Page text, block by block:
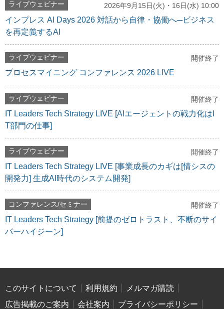
ライブウェビナー 2026年9月15日(火)・16日(水) 10:00
インプレス AI Days 2026 対話から自律・協働へ─ビジネス
を再定義するAI
ライブウェビナー 開催終了
プロセスマイニング コンファレンス 2026 LIVE
ライブウェビナー 開催終了
IT Leaders Tech Strategy LIVE [AIエージェントの戦力化はI
T部門の仕事]
ライブウェビナー 開催終了
IT Leaders Tech Strategy LIVE [事業成長のカギは[情シスの
開発力] 生成AI時代のシステム開発]
コンファレンス/セミナー 開催終了
IT Leaders Tech Strategy [前提のゼロトラスト、不断のサイ
バーハイジーン]
このサイトについて 利用規約
メルマガ購読
広告掲載のご案内
会社案内
プライバシーポリシー